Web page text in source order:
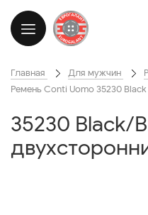
Главная Для мужчин
Ремень Conti Uomo 35230 Black
35230 Black/